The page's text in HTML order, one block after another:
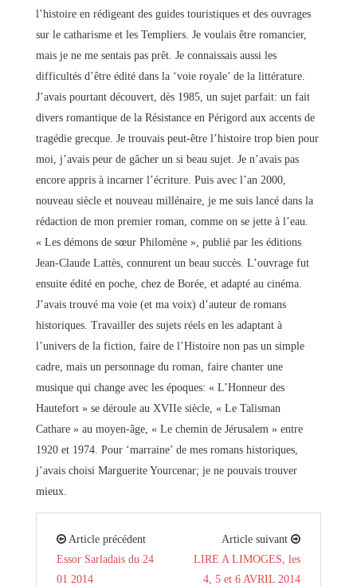
l’histoire en rédigeant des guides touristiques et des ouvrages
sur le catharisme et les Templiers. Je voulais être romancier,
mais je ne me sentais pas prêt. Je connaissais aussi les
difficultés d’être édité dans la ‘voie royale’ de la littérature.
J’avais pourtant découvert, dès 1985, un sujet parfait: un fait
divers romantique de la Résistance en Périgord aux accents de
tragédie grecque. Je trouvais peut-être l’histoire trop bien pour
moi, j’avais peur de gâcher un si beau sujet. Je n’avais pas
encore appris à incarner l’écriture. Puis avec l’an 2000,
nouveau siècle et nouveau millénaire, je me suis lancé dans la
rédaction de mon premier roman, comme on se jette à l’eau.
« Les démons de sœur Philomène », publié par les éditions
Jean-Claude Lattès, connurent un beau succès. L’ouvrage fut
ensuite édité en poche, chez de Borée, et adapté au cinéma.
J’avais trouvé ma voie (et ma voix) d’auteur de romans
historiques. Travailler des sujets réels en les adaptant à
l’univers de la fiction, faire de l’Histoire non pas un simple
cadre, mais un personnage du roman, faire chanter une
musique qui change avec les époques: « L’Honneur des
Hautefort » se déroule au XVIIe siècle, « Le Talisman
Cathare » au moyen-âge, « Le chemin de Jérusalem » entre
1920 et 1974. Pour ‘marraine’ de mes romans historiques,
j’avais choisi Marguerite Yourcenar; je ne pouvais trouver
mieux.
Article précédent
Essor Sarladais du 24
01 2014
Article suivant
LIRE A LIMOGES, les
4, 5 et 6 AVRIL 2014